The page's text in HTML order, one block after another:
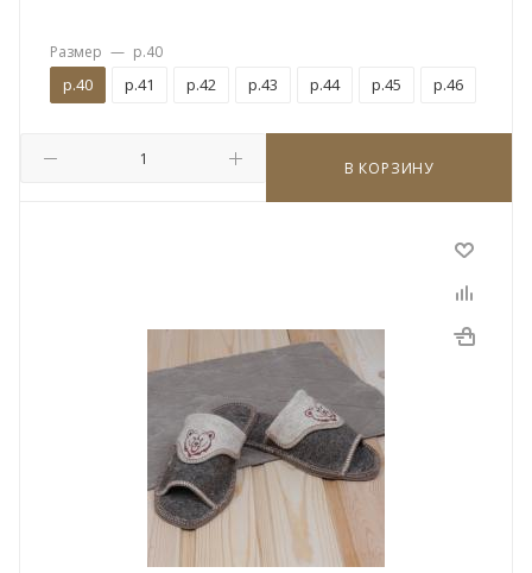
В КОРЗИНУ
Размер — р.40
р.40 р.41 р.42 р.43 р.44 р.45 р.46